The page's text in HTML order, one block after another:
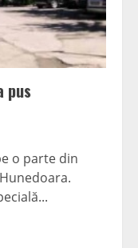
pus
o parte din